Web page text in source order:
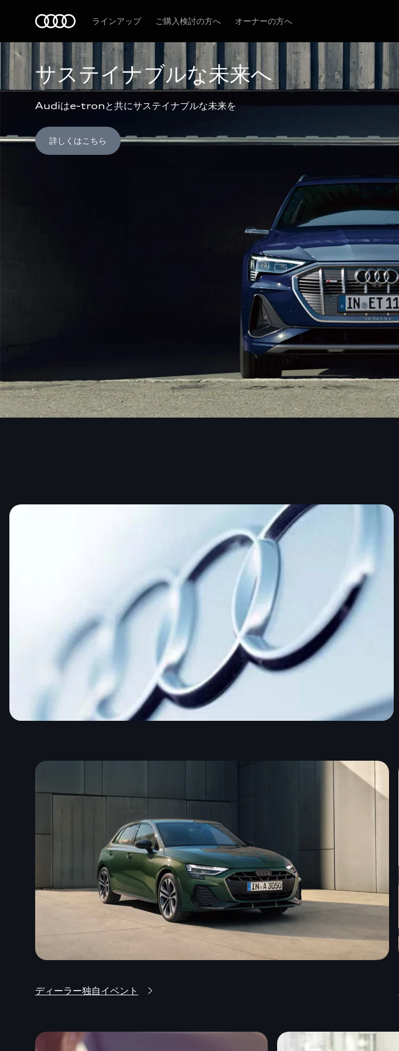
ラインアップ ご購入検討の方へ オーナーの方へ
サステイナブルな未来へ
Audiはe-tronと共にサステイナブルな未来を
詳しくはこちら
ディーラー独自イベント